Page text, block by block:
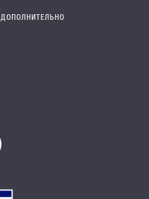
ДОПОЛНИТЕЛЬНО